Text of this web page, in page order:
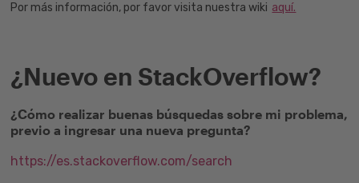
Por más información, por favor visita nuestra wiki aquí.
¿Nuevo en StackOverflow?
¿Cómo realizar buenas búsquedas sobre mi problema,
previo a ingresar una nueva pregunta?
https://es.stackoverflow.com/search